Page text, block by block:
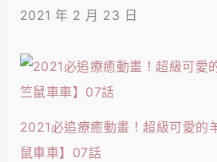
2021 年 2 月 23 日
2021必追療癒動畫！超級可愛的
鼠車車】07話